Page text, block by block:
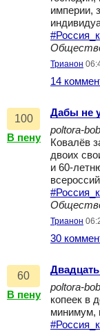
империи,
Трианон
14
100
В пену
Дабы не
poltora-
Ковалёв
двоих
и 60-
Трианон
30
60
В пену
poltora-
копеек в
минимум,